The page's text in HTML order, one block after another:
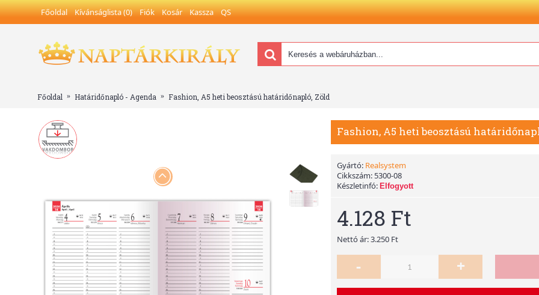
Főoldal Kívánságlista (0) Fiók Kosár Kassza QS
Főoldal Határidőnapló - Agenda Fashion, A5 heti beosztású határidőnapló, Zöld
Fashion, A5 heti beosztású
Gyártó: Realsystem
Cikkszám: 5300-08
Készletinfó: Elfogyott
4.128 Ft
Nettó ár: 3.250 Ft
- +